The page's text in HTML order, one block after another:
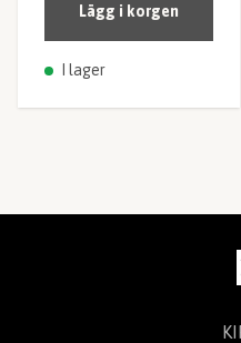
Lägg i korgen
I lager